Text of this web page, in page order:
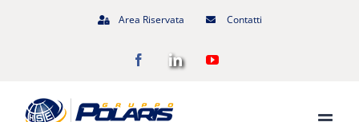
Area Riservata Contatti
FacebookLinkedInYouTube